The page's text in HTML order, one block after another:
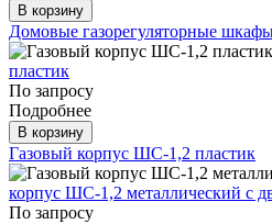
В корзину
Домовые газорегуляторные
пластик
По запросу
Подробнее
В корзину
Газовый корпус ШС-1,2 пластик
корпус ШС-1,2 металлический с
По запросу